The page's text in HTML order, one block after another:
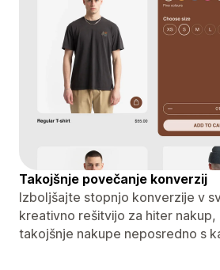
Takojšnje povečanje konverzij
Izboljšajte stopnjo konverzije v
kreativno rešitvijo za hiter nakup,
takojšnje nakupe neposredno s